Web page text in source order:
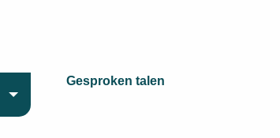
Gesproken talen
Gesproken talen